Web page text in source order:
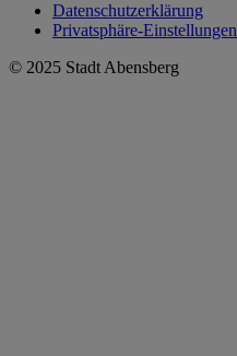
Datenschutzerklärung
Privatsphäre-Einstellungen
© 2025 Stadt Abensberg